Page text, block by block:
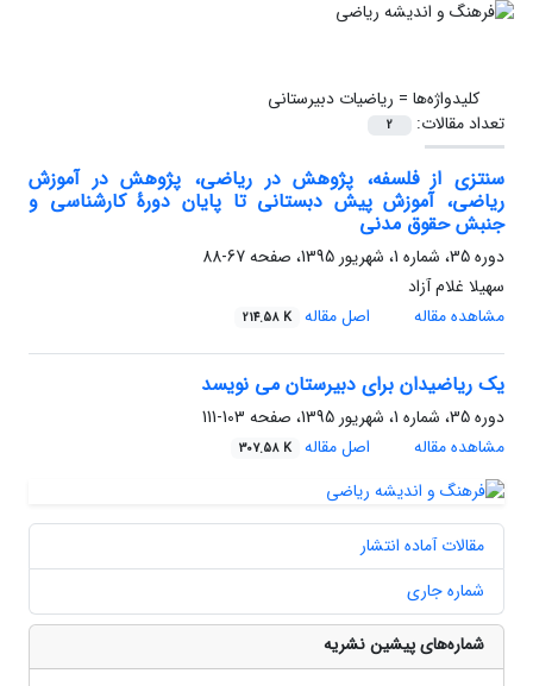
کلیدواژه‌ها = ریاضیات دبیرستانی
تعداد مقالات:
2
سنتزی از فلسفه، پژوهش در ریاضی، پژوهش در آموزش
ریاضی، آموزش پیش دبستانی تا پایان دورۀ کارشناسی و
جنبش حقوق مدنی
دوره 35، شماره 1، شهریور 1395، صفحه
67-88
سهیلا غلام آزاد
مشاهده مقاله
اصل مقاله 214.58 K
یک ریاضیدان برای دبیرستان می نویسد
دوره 35، شماره 1، شهریور 1395، صفحه
103-111
مشاهده مقاله
اصل مقاله 307.58 K
مقالات آماده انتشار
شماره جاری
شماره‌های پیشین نشریه